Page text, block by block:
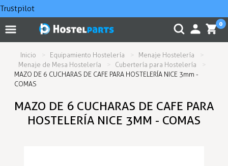
Trustpilot
0
Inicio Equipamiento Hostelería
Menaje Hostelería
Menaje de Mesa Hostelería
Cubertería para Hostelería
MAZO DE 6 CUCHARAS DE CAFE PARA HOSTELERÍA NICE 3mm -
COMAS
MAZO DE 6 CUCHARAS DE CAFE PARA
HOSTELERÍA NICE 3MM - COMAS